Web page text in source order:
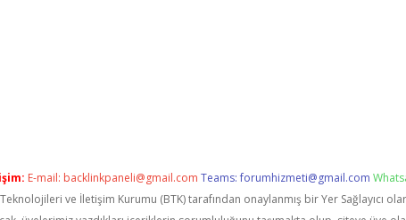
E-mail: backlinkpaneli@gmail.com Teams:forumhizmeti@gmail.com
Teknolojileri ve İletişim Kurumu (BTK) tarafından onaylanmış bir Yer